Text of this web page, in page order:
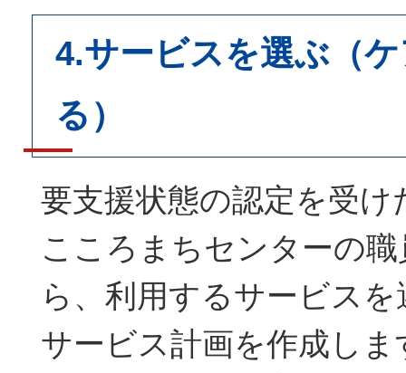
4.サービスを選ぶ（
る）
要支援状態の認定を受け
こころまちセンターの
ら、利用するサービス
サービス計画を作成しま